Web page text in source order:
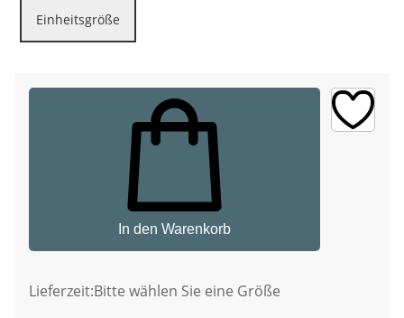
Einheitsgröße
In den Warenkorb
Lieferzeit:Bitte wählen Sie eine Größe